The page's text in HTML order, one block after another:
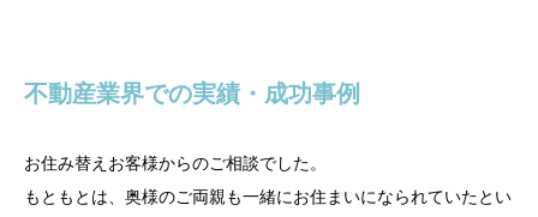
不動産業界での実績・成功事例
お住み替えお客様からのご相談でした。
もともとは、奥様のご両親も一緒にお住まいになられていたとい